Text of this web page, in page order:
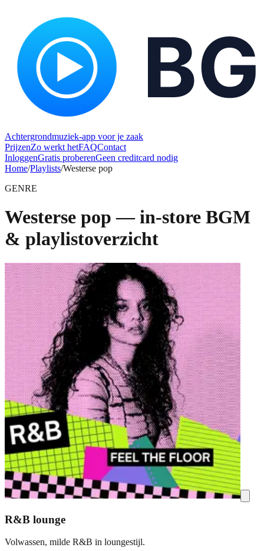
Achtergrondmuziek-app voor je zaak
PrijzenZo werkt hetFAQContact
InloggenGratis proberenGeen creditcard nodig
Home/Playlists/Westerse pop
GENRE
Westerse pop — in-store BGM
& playlistoverzicht
R&B lounge
Volwassen, milde R&B in loungestijl.